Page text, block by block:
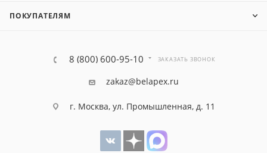
ПОКУПАТЕЛЯМ
8 (800) 600-95-10 ЗАКАЗАТЬ ЗВОНОК
zakaz@belapex.ru
г. Москва, ул. Промышленная, д. 11